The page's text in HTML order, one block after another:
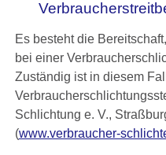
Es besteht die
bei einer
Zuständig ist in diesem
Schlichtung e. V.,
(www.verbraucher-